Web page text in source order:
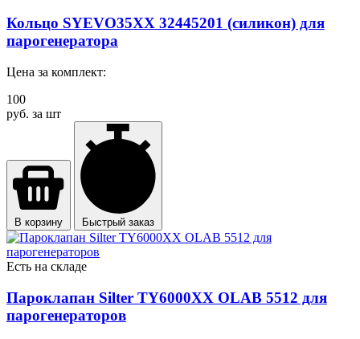
Кольцо SYEVO35XX 32445201 (силикон) для
парогенератора
Цена за комплект:
100
руб. за шт
В корзину Быстрый заказ
Есть на складе
Пароклапан Silter TY6000XX OLAB 5512 для
парогенераторов